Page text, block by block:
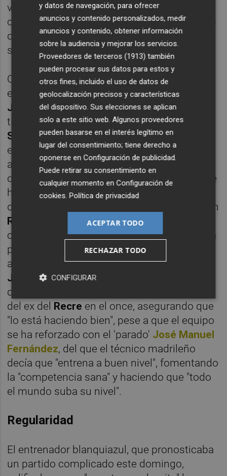
viernes al joven pivote cartagenero,
condicionando su disponibilidad a expensas
de lo que ocurra en la sesión de trabajo del
sábado.
Quien ya ha abandonado definitivamente la
enfermería (en la que seguro va a seguir
Javier 'Torito' Acuña) tras su última lesión y
tiene el alta competitiva es el centralJosé
Solbes, del que Mora explicaba que "ha
entrenado durante la semana al completo",
apuntando que entiende "que estará
disponible". El central era el recambio que se
había buscado en verano para el lateral
derecho, para el caso de no poder contar con
Raúl Ruiz
, pero el desarrollo de la
competición ha llevado a este a jugar en una
posición más adelantada y a que, ante la
ausencia de Solbes, sea el central
Jiménez el que defienda el flanco derecho
de la zaga. Mora confirmaba la continuidad
del ex del Recre en el once, asegurando que
"lo está haciendo bien", pese a que el equipo
se ha reforzado con el 'parado' José Manuel
Fernández, del que el técnico madrileño
decía que "entrena a buen nivel", fomentando
la "competencia sana" y haciendo que "todo
el mundo suba su nivel".
Regularidad
El entrenador blanquiazul, que pronosticaba
un partido complicado este domingo,
y datos de navegación, para ofrecer
anuncios y contenido personalizados, medir
anuncios y contenido, obtener información
sobre la audiencia y mejorar los servicios.
Proveedores de terceros (1913) también
pueden procesar sus datos para estos y
otros fines, incluido el uso de datos de
geolocalización precisos y características
del dispositivo. Sus elecciones se aplican
solo a este sitio web. Algunos proveedores
pueden basarse en el interés legítimo en
lugar del consentimiento; tiene derecho a
oponerse enConfiguración de publicidad
Puede retirar su consentimiento en
cualquier momento enConfiguración de
cookies .Política de privacidad
ACEPTAR TODO
RECHAZAR TODO
CONFIGURAR